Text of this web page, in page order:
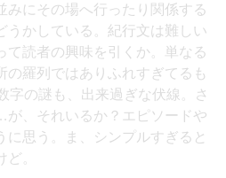
みにその場へ行ったり関係する
うかしている。紀行文は難しい
て読者の興味を引くか。単なる
の羅列ではありふれすぎてるも
字の謎も、出来過ぎな伏線。さ
、それいるか？エピソードや
に思う。ま、シンプルすぎると
。